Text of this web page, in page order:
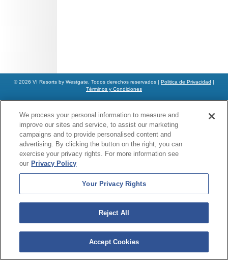
© 2026 VI Resorts by Westgate. Todos derechos reservados | Politica de Privacidad |
Términos y Condiciones
We process your personal information to measure and
improve our sites and service, to assist our marketing
campaigns and to provide personalised content and
advertising. By clicking the button on the right, you can
exercise your privacy rights. For more information see
our Privacy Policy
Your Privacy Rights
Reject All
Accept Cookies